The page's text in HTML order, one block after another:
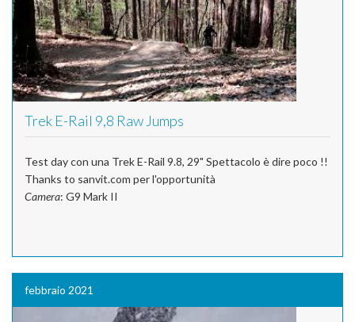
Trek E-Rail 9,8 Raw Jumps
Test day con una Trek E-Rail 9.8, 29" Spettacolo è dire poco !!
Thanks to sanvit.com per l'opportunità
Camera: G9 Mark II
febbraio 2021